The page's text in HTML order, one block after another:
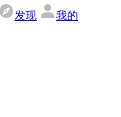
发现 我的